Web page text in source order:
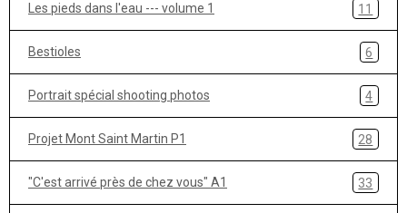
Les pieds dans l'eau --- volume 1 11
Bestioles 6
Portrait spécial shooting photos 4
Projet Mont Saint Martin P1 28
"C'est arrivé près de chez vous" A1 33